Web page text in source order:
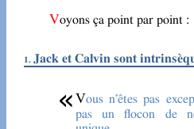
Voyons ça point par point :
Jack et Calvin sont
Vous n’êtes pas exceptionnels, vous n’êtes
pas un flocon de